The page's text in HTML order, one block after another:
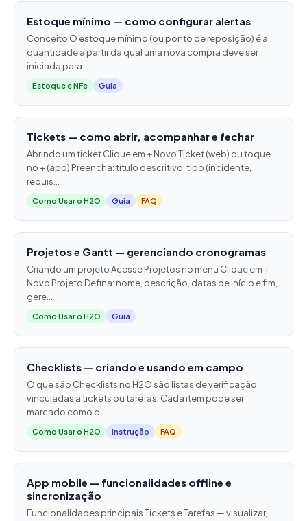
Estoque mínimo — como configurar alertas
Conceito O estoque mínimo (ou ponto de reposição) é a
quantidade a partir da qual uma nova compra deve ser
iniciada para...
Estoque e NFe Guia
Tickets — como abrir, acompanhar e fechar
Abrindo um ticket Clique em + Novo Ticket (web) ou toque
no + (app) Preencha: título descritivo, tipo (incidente,
requis...
Como Usar o H2O Guia FAQ
Projetos e Gantt — gerenciando cronogramas
Criando um projeto Acesse Projetos no menu Clique em +
Novo Projeto Defina: nome, descrição, datas de início e fim,
gere...
Como Usar o H2O Guia
Checklists — criando e usando em campo
O que são Checklists no H2O são listas de verificação
vinculadas a tickets ou tarefas. Cada item pode ser
marcado como c...
Como Usar o H2O Instrução FAQ
App mobile — funcionalidades offline e
sincronização
Funcionalidades principais Tickets e Tarefas — visualizar,